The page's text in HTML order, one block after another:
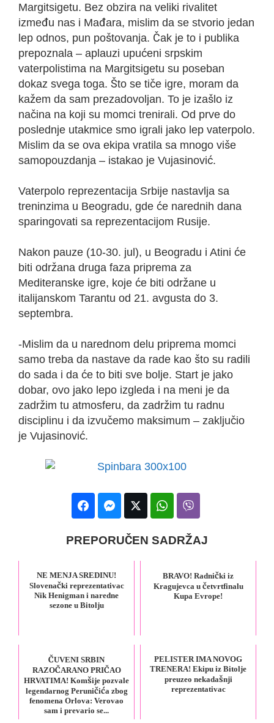
Margitsigetu. Bez obzira na veliki rivalitet
između nas i Mađara, mislim da se stvorio jedan
lep odnos, pun poštovanja. Čak je to i publika
prepoznala – aplauzi upućeni srpskim
vaterpolistima na Margitsigetu su poseban
dokaz svega toga. Što se tiče igre, moram da
kažem da sam prezadovoljan. To je izašlo iz
načina na koji su momci trenirali. Od prve do
poslednje utakmice smo igrali jako lep vaterpolo.
Mislim da se ova ekipa vratila sa mnogo više
samopouzdanja – istakao je Vujasinović.
Vaterpolo reprezentacija Srbije nastavlja sa
treninzima u Beogradu, gde će narednih dana
sparingovati sa reprezentacijom Rusije.
Nakon pauze (10-30. jul), u Beogradu i Atini će
biti održana druga faza priprema za
Mediteranske igre, koje će biti održane u
italijanskom Tarantu od 21. avgusta do 3.
septembra.
-Mislim da u narednom delu priprema momci
samo treba da nastave da rade kao što su radili
do sada i da će to biti sve bolje. Start je jako
dobar, ovo jako lepo izgleda i na meni je da
zadržim tu atmosferu, da zadržim tu radnu
disciplinu i da izvučemo maksimum – zaključio
je Vujasinović.
PREPORUČEN SADRŽAJ
NE MENJA SREDINU!
Slovenački reprezentativac
Nik Henigman i naredne
sezone u Bitolju
BRAVO! Radnički iz
Kragujevca u četvrtfinalu
Kupa Evrope!
ČUVENI SRBIN
RAZOČARANO PRIČAO
HRVATIMA! Komšije pozvale
legendarnog Peruničića zbog
fenomena Orlova: Verovao
sam i prevario se...
PELISTER IMA NOVOG
TRENERA! Ekipu iz Bitolje
preuzeo nekadašnji
reprezentativac